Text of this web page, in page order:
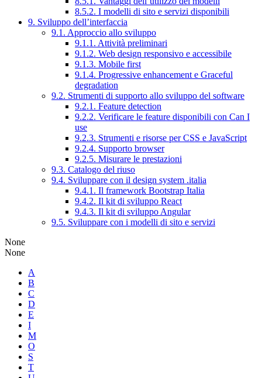
8.5.2. I modelli di sito e servizi disponibili
9. Sviluppo dell’interfaccia
9.1. Approccio allo sviluppo
9.1.1. Attività preliminari
9.1.2. Web design responsivo e accessibile
9.1.3. Mobile first
9.1.4. Progressive enhancement e Graceful
degradation
9.2. Strumenti di supporto allo sviluppo del software
9.2.1. Feature detection
9.2.2. Verificare le feature disponibili con Can I
use
9.2.3. Strumenti e risorse per CSS e JavaScript
9.2.4. Supporto browser
9.2.5. Misurare le prestazioni
9.3. Catalogo del riuso
9.4. Sviluppare con il design system .italia
9.4.1. Il framework Bootstrap Italia
9.4.2. Il kit di sviluppo React
9.4.3. Il kit di sviluppo Angular
9.5. Sviluppare con i modelli di sito e servizi
None
None
A
B
C
D
E
I
M
O
S
T